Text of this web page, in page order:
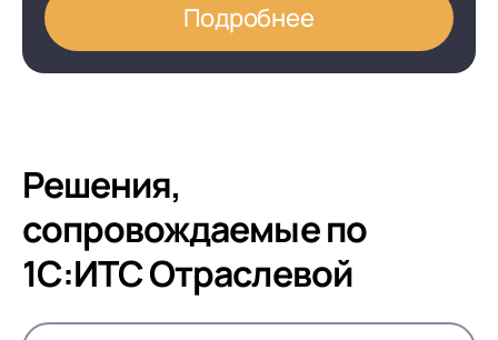
Подробнее
Решения,
сопровождаемые по
1С:ИТС Отраслевой